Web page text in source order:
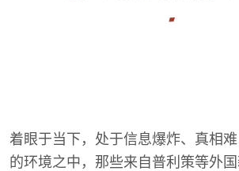
着眼于当下，处于信息爆炸、真相
的环境之中，那些来自普利策等外